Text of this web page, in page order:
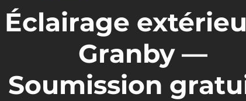
Éclairage
Granby —
Soumission